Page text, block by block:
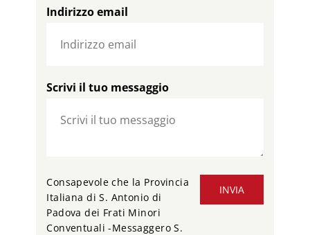
Indirizzo email
Scrivi il tuo messaggio
INVIA
Consapevole che la Provincia
Italiana di S. Antonio di
Padova dei Frati Minori
Conventuali -Messaggero S.